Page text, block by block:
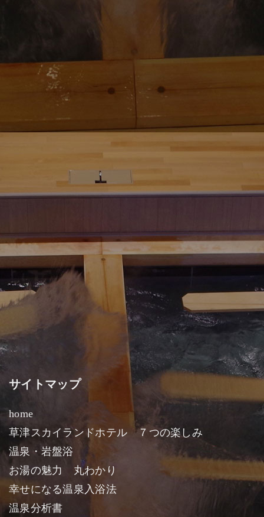
サイトマップ
home
草津スカイランドホテル ７つの楽しみ
温泉・岩盤浴
お湯の魅力 丸わかり
幸せになる温泉入浴法
温泉分析書